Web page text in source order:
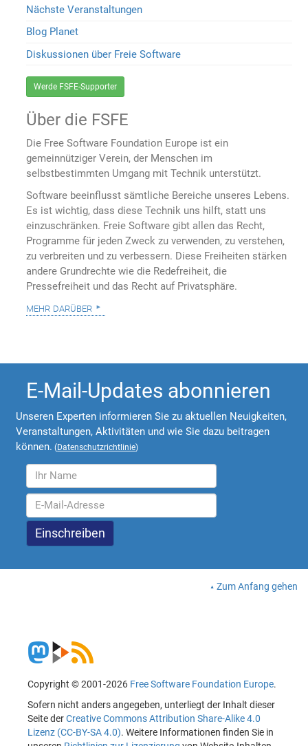
Nächste Veranstaltungen
Blog Planet
Diskussionen über Freie Software
Werde FSFE-Supporter
Über die FSFE
Die Free Software Foundation Europe ist ein
gemeinnütziger Verein, der Menschen im
selbstbestimmten Umgang mit Technik unterstützt.
Software beeinflusst sämtliche Bereiche unseres Lebens.
Es ist wichtig, dass diese Technik uns hilft, statt uns
einzuschränken. Freie Software gibt allen das Recht,
Programme für jeden Zweck zu verwenden, zu verstehen,
zu verbreiten und zu verbessern. Diese Freiheiten stärken
andere Grundrechte wie die Redefreiheit, die
Pressefreiheit und das Recht auf Privatsphäre.
mehr darüber
E-Mail-Updates abonnieren
Unseren Experten informieren Sie zu aktuellen Neuigkeiten,
Veranstaltungen, Aktivitäten und wie Sie dazu beitragen
können. (Datenschutzrichtlinie)
Zum Anfang gehen
Copyright © 2001-2026 Free Software Foundation Europe.
Sofern nicht anders angegeben, unterliegt der Inhalt dieser
Seite derCreative Commons Attribution Share-Alike 4.0
Lizenz (CC-BY-SA 4.0). Weitere Informationen finden Sie in